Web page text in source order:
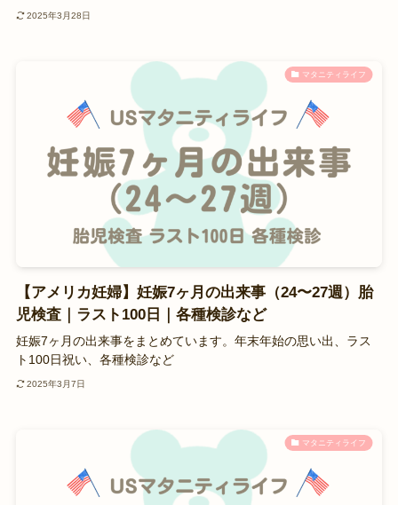
2025年3月28日
マタニティライフ
【アメリカ妊婦】妊娠7ヶ月の出来事（24〜27週）胎
児検査｜ラスト100日｜各種検診など
妊娠7ヶ月の出来事をまとめています。年末年始の思い出、ラス
ト100日祝い、各種検診など
2025年3月7日
マタニティライフ